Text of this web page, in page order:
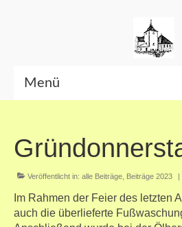
Menü
Datenschutzerklärung
Veröffentlicht in: alle Beiträge Beiträge 2023 |
Im Rahmen der Feier des letzten
auch die überlieferte